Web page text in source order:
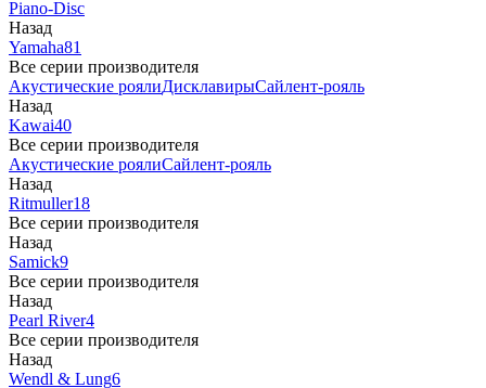
Piano-Disc
Назад
Yamaha81
Все серии производителя
Акустические роялиДисклавирыСайлент-рояль
Назад
Kawai40
Все серии производителя
Акустические роялиСайлент-рояль
Назад
Ritmuller18
Все серии производителя
Назад
Samick9
Все серии производителя
Назад
Pearl River4
Все серии производителя
Назад
Wendl & Lung6